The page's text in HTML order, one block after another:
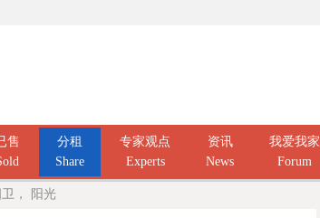
售
分租
Share
专家观点
Experts
资讯
News
我爱我家
Forum
， 阳光